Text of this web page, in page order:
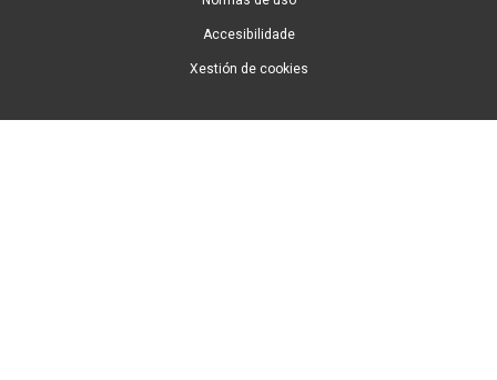
Accesibilidade
Xestión de cookies